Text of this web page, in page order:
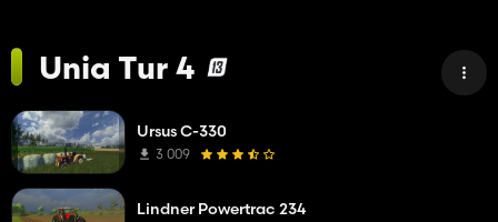
Unia Tur 4
Ursus C-330
3 009
Lindner Powertrac 234